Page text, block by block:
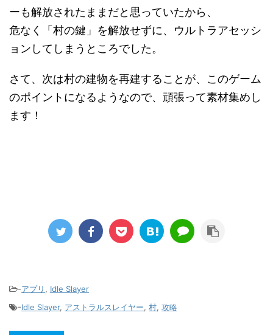
ーも解放されたままだと思っていたから、
危なく「村の鍵」を解放せずに、ウルトラアセッシ
ョンしてしまうところでした。
さて、次は村の建物を再建することが、このゲーム
のポイントになるようなので、頑張って素材集めし
ます！
-アプリ , Idle Slayer
-Idle Slayer, アストラルスレイヤー, 村, 攻略